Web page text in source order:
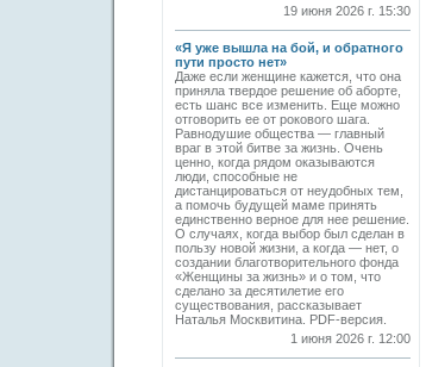
19 июня 2026 г. 15:30
«Я уже вышла на бой, и обратного
пути просто нет»
Даже если женщине кажется, что она
приняла твердое решение об аборте,
есть шанс все изменить. Еще можно
отговорить ее от рокового шага.
Равнодушие общества — главный
враг в этой битве за жизнь. Очень
ценно, когда рядом оказываются
люди, способные не
дистанцироваться от неудобных тем,
а помочь будущей маме принять
единственно верное для нее решение.
О случаях, когда выбор был сделан в
пользу новой жизни, а когда — нет, о
создании благотворительного фонда
«Женщины за жизнь» и о том, что
сделано за десятилетие его
существования, рассказывает
Наталья Москвитина. PDF-версия.
1 июня 2026 г. 12:00